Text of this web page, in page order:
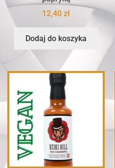
12,40 zł
Dodaj do koszyka